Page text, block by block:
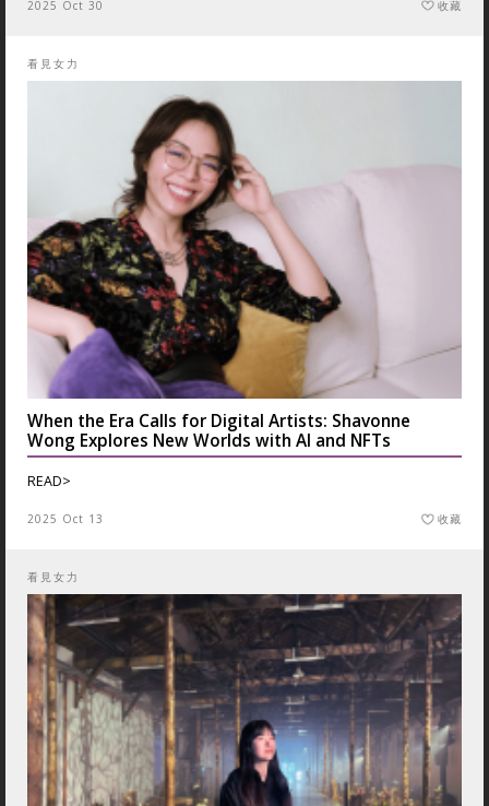
2025 Oct 30 收藏
看見女力
When the Era Calls for Digital Artists: Shavonne
Wong Explores New Worlds with AI and NFTs
READ>
2025 Oct 13 收藏
看見女力